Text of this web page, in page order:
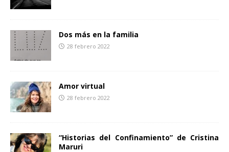
Dos más en la familia
28 febrero 2022
Amor virtual
28 febrero 2022
“Historias del Confinamiento” de Cristina
Maruri